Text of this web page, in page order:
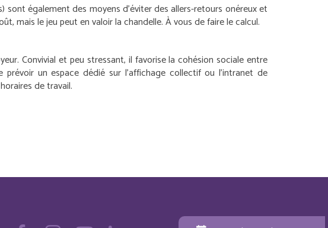
également des moyens d’éviter des allers-retours onéreux et
mais le jeu peut en valoir la chandelle. À vous de faire le calcul.
Convivial et peu stressant, il favorise la cohésion sociale entre
un espace dédié sur l’affichage collectif ou l’intranet de
de travail.